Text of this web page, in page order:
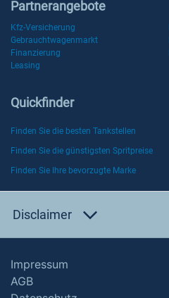
Partnerangebote
Kfz-Versicherung
Gebrauchtwagenmarkt
Finanzierung
Leasing
Quickfinder
Finden Sie die besten Tankstellen
Finden Sie die günstigsten Spritpreise
Finden Sie Ihre bevorzugte Marke
Disclaimer
Impressum
AGB